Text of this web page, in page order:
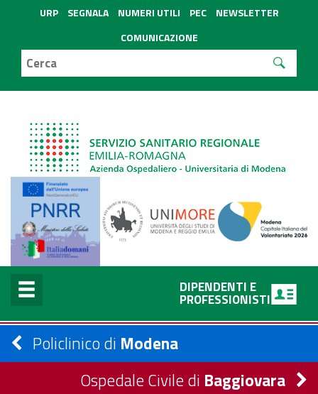
URP SEGNALA NUMERI UTILI PEC
NEWSLETTER
COMUNICAZIONE
DIPENDENTI E
PROFESSIONISTI
Policlinico di Modena
Ospedale Civile di Baggiovara